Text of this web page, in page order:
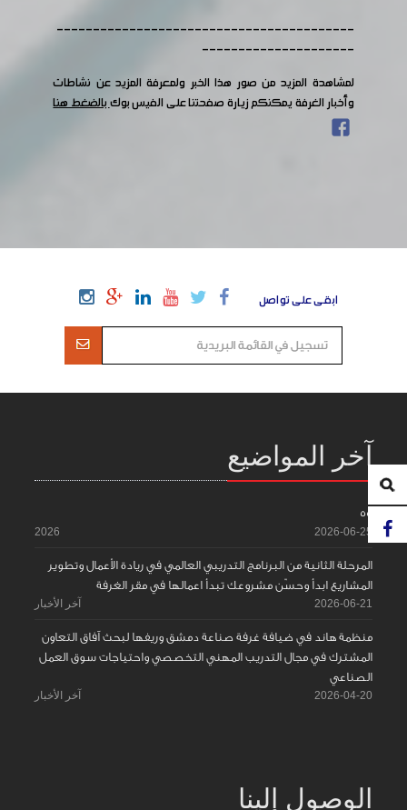
-----------------------------------------
---------------------
لمشاهدة المزيد من صور هذا الخبر ولمعرفة المزيد عن نشاطات
وأخبار الغرفة يمكنكم زيارة صفحتنا على الفيس بوكبالضغط هنا
ابقى على تواصل
آخر المواضيع
55
2026-06-25
2026
المرحلة الثانية من البرنامج التدريبي العالمي في ريادة الأعمال وتطوير
المشاريع ابدأ وحسّن مشروعك تبدأ اعمالها في مقر الغرفة
2026-06-21 آخر الأخبار
منظمة هاند في ضيافة غرفة صناعة دمشق وريفها لبحث آفاق التعاون
المشترك في مجال التدريب المهني التخصصي واحتياجات سوق العمل
الصناعي
2026-04-20 آخر الأخبار
الوصول إلينا